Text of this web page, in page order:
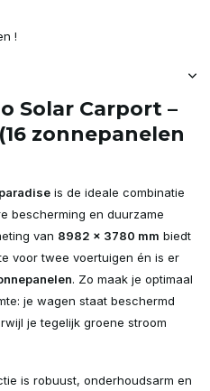
!
Solar Carport –
zonnepanelen
is de ideale combinatie
bescherming en duurzame
van 8982 x 3780 mm biedt
voor twee voertuigen én is er
. Zo maak je optimaal
je wagen staat beschermd
je tegelijk groene stroom
is robuust, onderhoudsarm en